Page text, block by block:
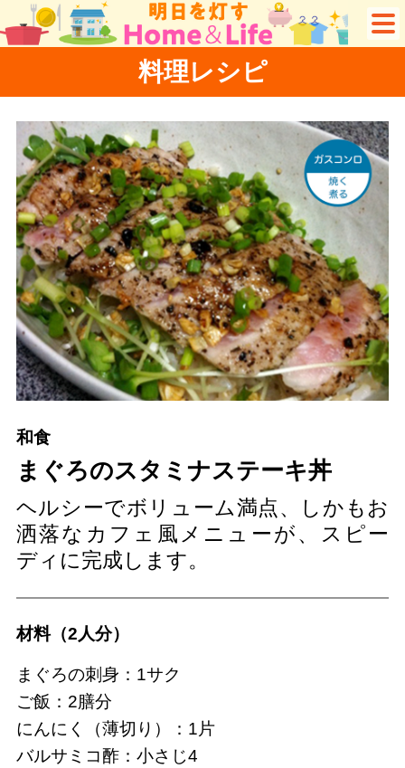
料理レシピ
和食
まぐろのスタミナステーキ丼
ヘルシーでボリューム満点、しかもお
洒落なカフェ風メニューが、スピー
ディに完成します。
材料（2人分）
まぐろの刺身：1サク
ご飯：2膳分
にんにく（薄切り）：1片
バルサミコ酢：小さじ4